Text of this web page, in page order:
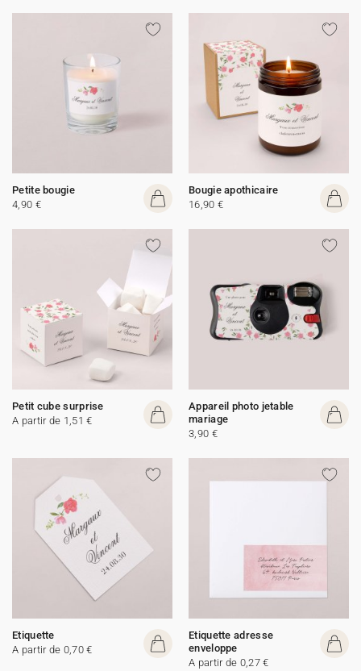
Petite bougie
4,90 €
Bougie apothicaire
16,90 €
Petit cube surprise
A partir de 1,51 €
Appareil photo jetable
mariage
3,90 €
Etiquette
A partir de 0,70 €
Etiquette adresse
enveloppe
A partir de 0,27 €